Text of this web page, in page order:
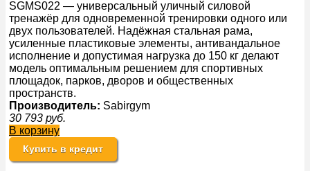
SGMS022 — универсальный уличный силовой
тренажёр для одновременной тренировки одного или
двух пользователей. Надёжная стальная рама,
усиленные пластиковые элементы, антивандальное
исполнение и допустимая нагрузка до 150 кг делают
модель оптимальным решением для спортивных
площадок, парков, дворов и общественных
пространств.
Производитель: Sabirgym
30 793 руб.
В корзину
Купить в кредит